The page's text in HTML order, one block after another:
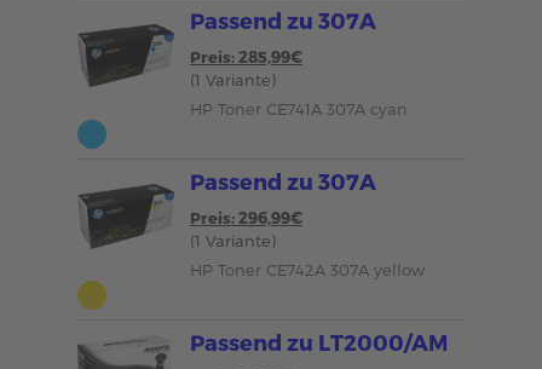
Passend zu 307A
Preis: 285,99€
(1 Variante)
HP Toner CE741A 307A cyan
Passend zu 307A
Preis: 296,99€
(1 Variante)
HP Toner CE742A 307A yellow
Passend zu LT2000/AM